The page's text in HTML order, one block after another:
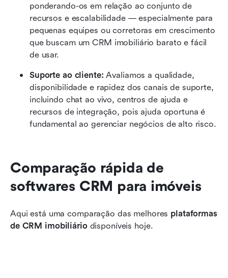
ponderando-os em relação ao conjunto de
recursos e escalabilidade — especialmente para
pequenas equipes ou corretoras em crescimento
que buscam um CRM imobiliário barato e fácil
de usar.
Suporte ao cliente: Avaliamos a qualidade,
disponibilidade e rapidez dos canais de suporte,
incluindo chat ao vivo, centros de ajuda e
recursos de integração, pois ajuda oportuna é
fundamental ao gerenciar negócios de alto risco.
Comparação rápida de
softwares CRM para imóveis
Aqui está uma comparação das melhores plataformas
de CRM imobiliário disponíveis hoje.